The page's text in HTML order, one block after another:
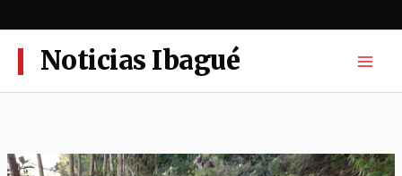
al
contenidoNoticias Ibagué